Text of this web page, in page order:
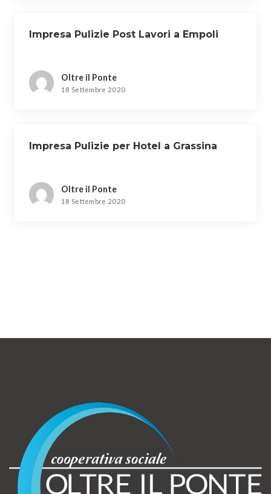
Impresa Pulizie Post Lavori a Empoli
Oltre il Ponte
18 Settembre 2020
Impresa Pulizie per Hotel a Grassina
Oltre il Ponte
18 Settembre 2020